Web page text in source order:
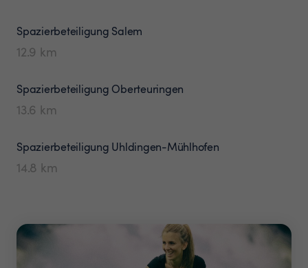
Spazierbeteiligung Salem
12.9 km
Spazierbeteiligung Oberteuringen
13.6 km
Spazierbeteiligung Uhldingen-Mühlhofen
14.8 km